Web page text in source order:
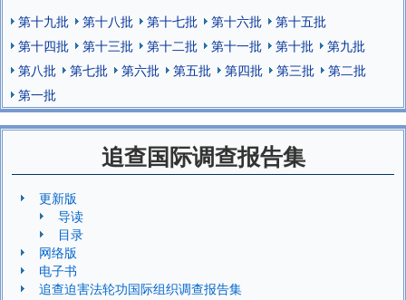
第十九批
第十八批 第十七批 第十六批
第十五批
第十四批
第十三批 第十二批 第十一批 第十批
第九批
第八批
第七批 第六批 第五批 第四批 第三批
第二批
第一批
追查国际调查报告集
更新版
导读
目录
网络版
电子书
追查迫害法轮功国际组织调查报告集